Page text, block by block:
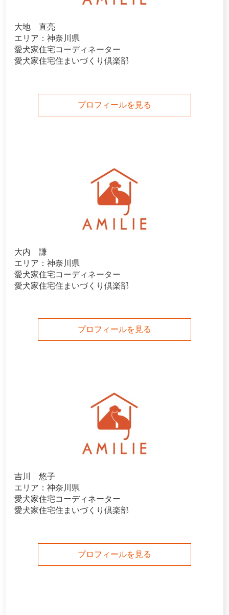
大地 直亮
エリア：神奈川県
愛犬家住宅コーディネーター
愛犬家住宅住まいづくり倶楽部
プロフィールを見る
大内 謙
エリア：神奈川県
愛犬家住宅コーディネーター
愛犬家住宅住まいづくり倶楽部
プロフィールを見る
吉川 悠子
エリア：神奈川県
愛犬家住宅コーディネーター
愛犬家住宅住まいづくり倶楽部
プロフィールを見る